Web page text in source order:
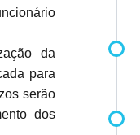
da
para
serão
dos